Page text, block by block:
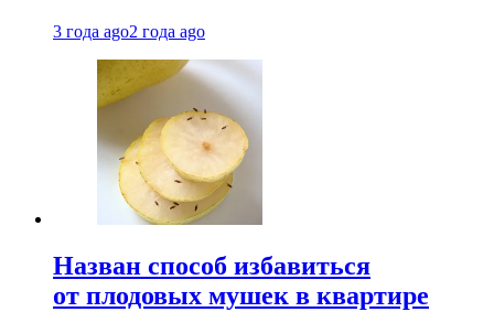
3 года ago2 года ago
Назван способ избавиться
от плодовых мушек в квартире